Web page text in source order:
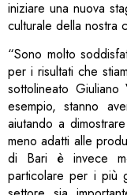
iniziare una nuova
culturale della nostra
“Sono molto
per i risultati che
sottolineato
esempio, stanno
aiutando a
meno adatti alle
di Bari è invece
particolare per i più